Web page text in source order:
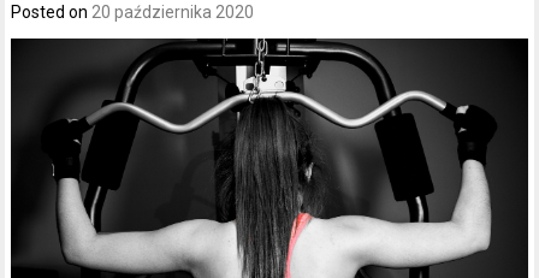
Posted on 20 października 2020